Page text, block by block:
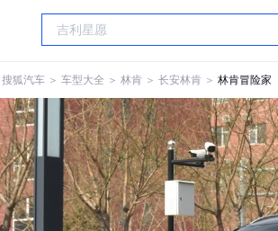
搜狐汽车 ＞ 车型大全 ＞ 林肯 ＞ 长安林肯 ＞ 林肯冒险家